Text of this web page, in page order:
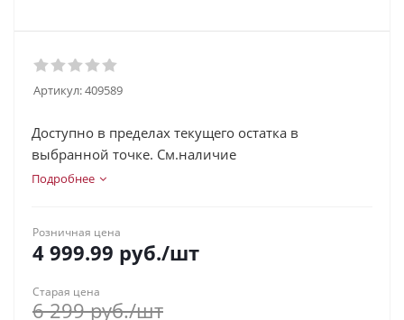
Артикул:409589
Доступно в пределах текущего остатка в
выбранной точке. См.наличие
Подробнее
Розничная цена
4 999.99 руб./шт
Старая цена
6 299руб./шт